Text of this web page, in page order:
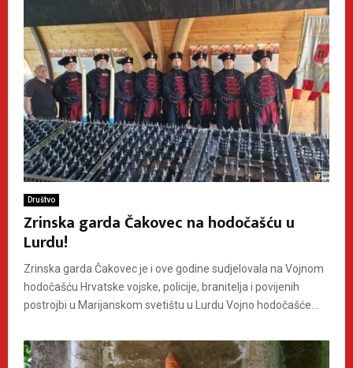
Društvo
Zrinska garda Čakovec na hodočašću u
Lurdu!
Zrinska garda Čakovec je i ove godine sudjelovala na Vojnom
hodočašću Hrvatske vojske, policije, branitelja i povijenih
postrojbi u Marijanskom svetištu u Lurdu Vojno hodočašće...